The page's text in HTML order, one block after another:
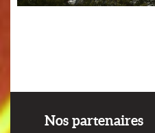
Nos partenaires